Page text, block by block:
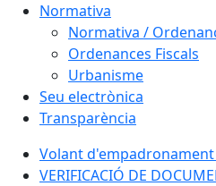
Normativa
Normativa /
Ordenances Fiscals
Urbanisme
Seu electrònica
Transparència
Volant
VERIFICACIÓ DE